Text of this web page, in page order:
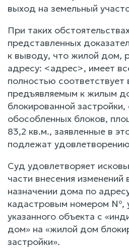
выход на земельный
При таких
представленных
к выводу, что жилой дом,
адресу: <адрес>, имеет
полностью соответствует
предъявляемым к жилым
блокированной
обособленных блоков,
83,2 кв.м., заявленные в
подлежат
Суд удовлетворяет
части внесения
назначении дома по
кадастровым номером №,
указанного объекта с
дом» на «жилой дом
застройки».